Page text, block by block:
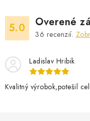
5.0 Overené
36 recenzií.
Ladislav Hribik
Kvalitný výrobok,potešil